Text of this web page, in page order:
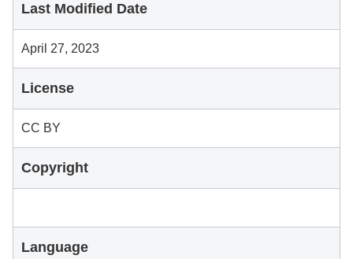
Last Modified Date
April 27, 2023
License
CC BY
Copyright
Language